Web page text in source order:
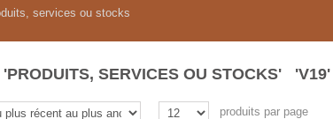
services ou stocks
'PRODUITS, SERVICES OU STOCKS' 'V19'
produits par page